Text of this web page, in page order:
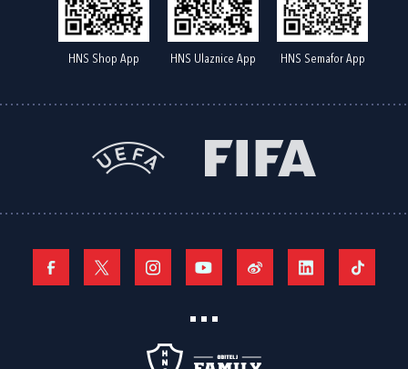
HNS Shop App HNS Ulaznice App HNS Semafor App